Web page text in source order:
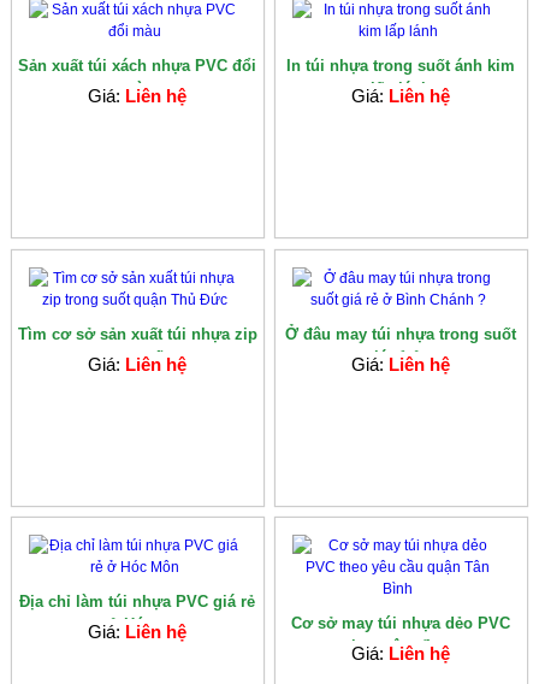
Sản xuất túi xách nhựa PVC đổi
màu
Giá: Liên hệ
In túi nhựa trong suốt ánh kim
lấp lánh
Giá: Liên hệ
Tìm cơ sở sản xuất túi nhựa zip
trong suốt...
Giá: Liên hệ
Ở đâu may túi nhựa trong suốt
giá rẻ ở...
Giá: Liên hệ
Địa chỉ làm túi nhựa PVC giá rẻ
ở Hóc...
Giá: Liên hệ
Cơ sở may túi nhựa dẻo PVC
theo yêu cầu...
Giá: Liên hệ